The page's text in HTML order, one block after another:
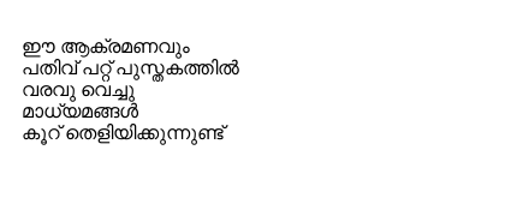
ഈ ആക്രമണവും
പതിവ് പറ്റ് പുസ്തകത്തില്‍
വരവു വെച്ചു
മാധ്യമങ്ങള്‍
കൂറ് തെളിയിക്കുന്നുണ്ട്